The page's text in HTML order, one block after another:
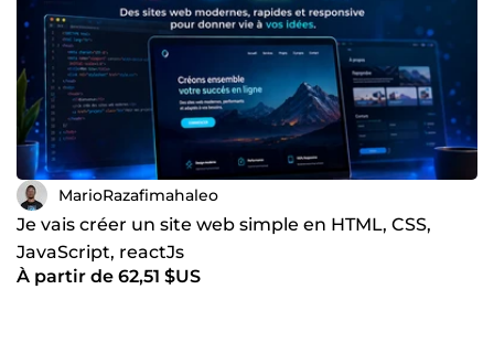
MarioRazafimahaleo
Je vais créer un site web simple en HTML, CSS,
JavaScript, reactJs
À partir de 62,51 $US